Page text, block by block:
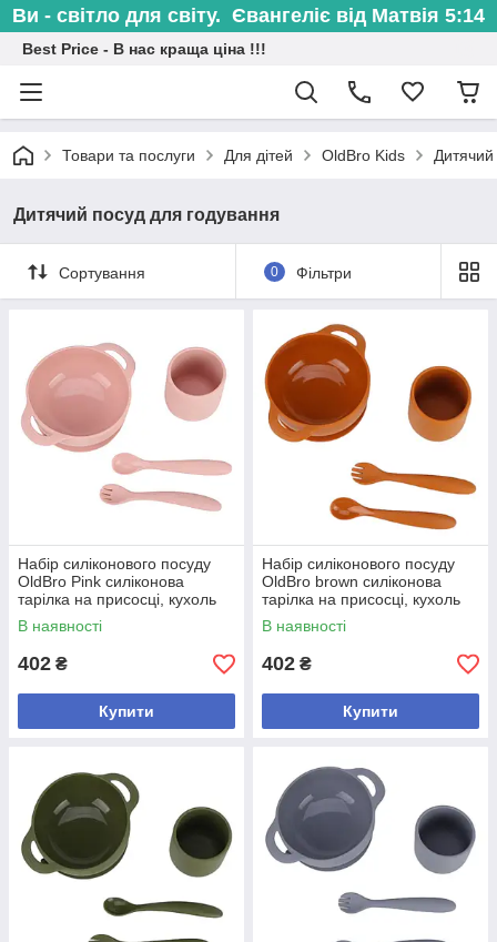
Ви - світло для світу. Євангеліє від Матвія 5:14
Best Price - В нас краща ціна !!!
Товари та послуги Для дітей OldBro Kids
Дитячий посуд для годування
Сортування 0 Фільтри
Набір силіконового посуду
OldBro Pink силіконова
тарілка на присосці, кухоль
та прилади, 4 предмети
В наявності
402 ₴
Купити
Набір силіконового посуду
OldBro brown силіконова
тарілка на присосці, кухоль
та прилади, 4 предмети
В наявності
402 ₴
Купити